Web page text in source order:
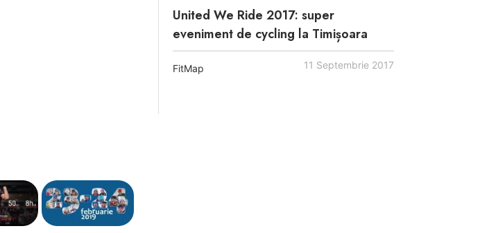
United We Ride 2017: super
eveniment de cycling la Timișoara
FitMap 11 Septembrie 2017